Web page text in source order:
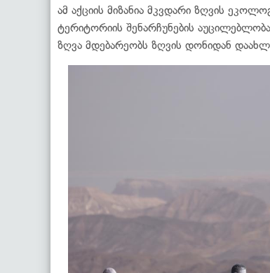
ამ აქციის მიზანია მკვდარი ზღვის
ტერიტორიის შენარჩუნების
ზღვა მდებარეობს ზღვის დონიდან